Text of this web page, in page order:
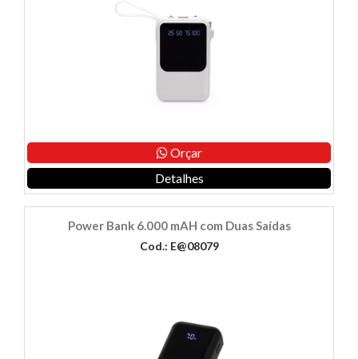
Orçar
Detalhes
Power Bank 6.000 mAH com Duas Saídas
Cod.: E@08079